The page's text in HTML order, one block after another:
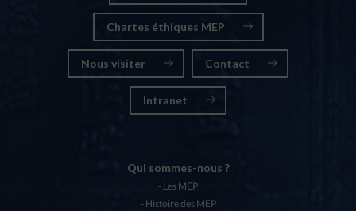
Chartes éthiques MEP
Nous visiter Contact
Intranet
Qui sommes-nous ?
Les MEP
Histoire des MEP